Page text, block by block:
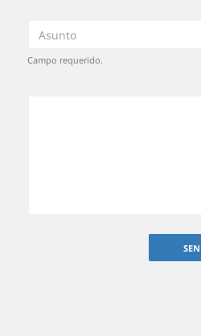
Campo requerido.